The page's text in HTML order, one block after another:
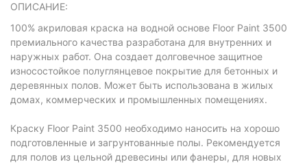
ОПИСАНИЕ:
100% акриловая краска на водной основе Floor Paint 3500
премиального качества разработана для внутренних и
наружных работ. Она создает долговечное защитное
износостойкое полуглянцевое покрытие для бетонных и
деревянных полов. Может быть использована в жилых
домах, коммерческих и промышленных помещениях.
Краску Floor Paint 3500 необходимо наносить на хорошо
подготовленные и загрунтованные полы. Рекомендуется
для полов из цельной древесины или фанеры, для новых